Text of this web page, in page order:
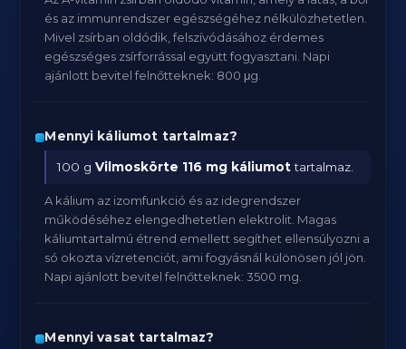
és az immunrendszer egészségéhez nélkülözhetetlen.
Mivel zsírban oldódik, felszívódásához érdemes
egészséges zsírforrással együtt fogyasztani. Napi
ajánlott bevitel felnőtteknek: 800 μg.
Mennyi káliumot tartalmaz?
100 gVilmoskörte 116 mg káliumottartalmaz.
A kálium az izomfunkció és az idegrendszer
működéséhez elengedhetetlen elektrolit. Magas
káliumtartalmú étrend emellett segíthet ellensúlyozni a
só okozta vízretenciót, ami fogyásnál különösen jól jön.
Napi ajánlott bevitel felnőtteknek: 3500 mg.
Mennyi vasat tartalmaz?